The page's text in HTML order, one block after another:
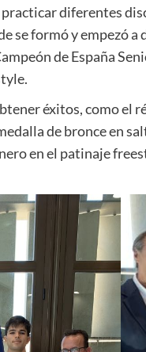
diferentes
se formó y empezó a
de España
éxitos, como el
de bronce en
en el patinaje